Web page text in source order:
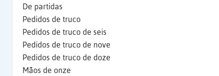
De partidas
Pedidos de truco
Pedidos de truco de seis
Pedidos de truco de nove
Pedidos de truco de doze
Mãos de onze